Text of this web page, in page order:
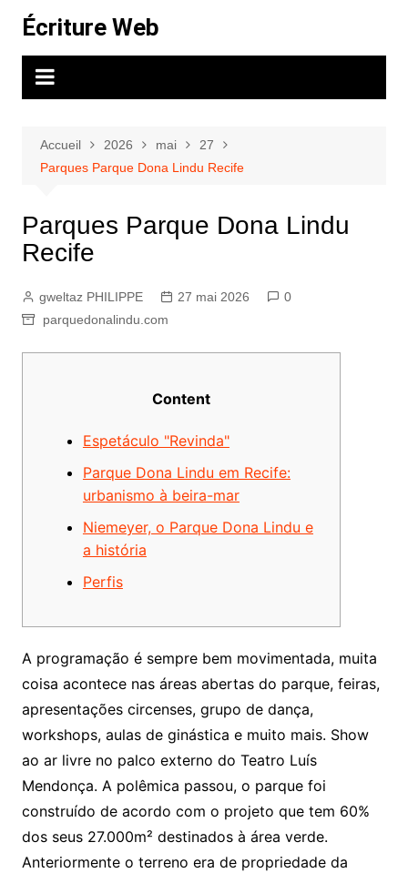
contenu
Écriture Web
Accueil 2026 mai
27
Parques Parque Dona Lindu Recife
Parques Parque Dona Lindu
Recife
gweltaz PHILIPPE 27 mai 2026
0
parquedonalindu.com
Content
Espetáculo "Revinda"
Parque Dona Lindu em Recife:
urbanismo à beira-mar
Niemeyer, o Parque Dona Lindu e
a história
Perfis
A programação é sempre bem movimentada, muita
coisa acontece nas áreas abertas do parque, feiras,
apresentações circenses, grupo de dança,
workshops, aulas de ginástica e muito mais. Show
ao ar livre no palco externo do Teatro Luís
Mendonça. A polêmica passou, o parque foi
construído de acordo com o projeto que tem 60%
dos seus 27.000m² destinados à área verde.
Anteriormente o terreno era de propriedade da